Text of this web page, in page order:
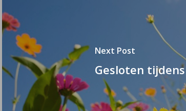
Next Post
Gesloten